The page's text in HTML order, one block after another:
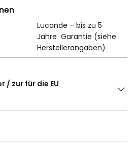
Lucande – bis zu 5
Jahre Garantie (siehe
Herstellerangaben)
/ zur für die EU